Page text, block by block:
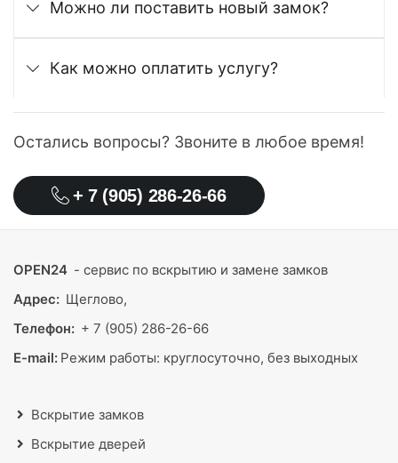
Можно ли поставить новый замок?
Как можно оплатить услугу?
Остались вопросы? Звоните в любое время!
+ 7 (905) 286-26-66
OPEN24 - сервис по вскрытию и замене замков
Адрес: Щеглово,
Телефон: + 7 (905) 286-26-66
E-mail: Режим работы: круглосуточно, без выходных
Вскрытие замков
Вскрытие дверей